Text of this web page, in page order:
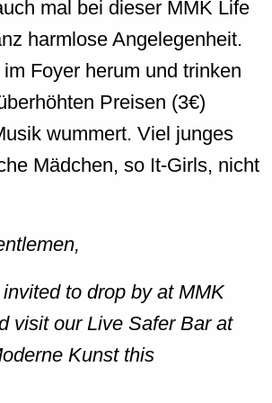
mal bei dieser MMK Life
harmlose Angelegenheit.
Foyer herum und trinken
Preisen (3€)
wummert. Viel junges
Mädchen, so It-Girls, nicht
to drop by at MMK
visit our Live Safer Bar at
Kunst this